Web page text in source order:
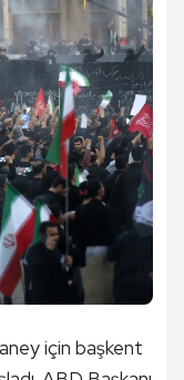
için başkent